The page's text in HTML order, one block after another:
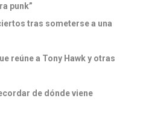
punk”
tras someterse a una
reúne a Tony Hawk y otras
de dónde viene